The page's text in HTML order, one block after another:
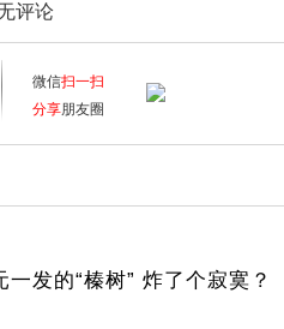
评论
微信扫一扫
分享朋友圈
发的“榛树” 炸了个寂寞？